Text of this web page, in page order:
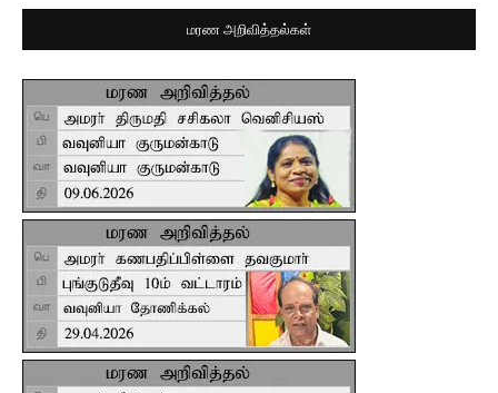
மரண அறிவித்தல்கள்